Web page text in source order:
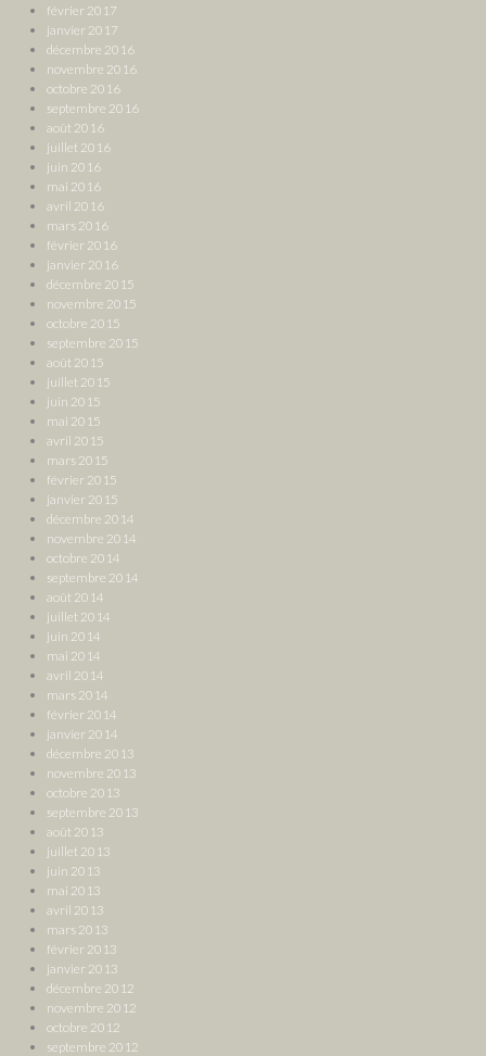
février 2017
janvier 2017
décembre 2016
novembre 2016
octobre 2016
septembre 2016
août 2016
juillet 2016
juin 2016
mai 2016
avril 2016
mars 2016
février 2016
janvier 2016
décembre 2015
novembre 2015
octobre 2015
septembre 2015
août 2015
juillet 2015
juin 2015
mai 2015
avril 2015
mars 2015
février 2015
janvier 2015
décembre 2014
novembre 2014
octobre 2014
septembre 2014
août 2014
juillet 2014
juin 2014
mai 2014
avril 2014
mars 2014
février 2014
janvier 2014
décembre 2013
novembre 2013
octobre 2013
septembre 2013
août 2013
juillet 2013
juin 2013
mai 2013
avril 2013
mars 2013
février 2013
janvier 2013
décembre 2012
novembre 2012
octobre 2012
septembre 2012